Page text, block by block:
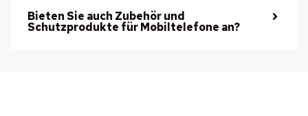
Bieten Sie auch Zubehör und
Schutzprodukte für Mobiltelefone an?